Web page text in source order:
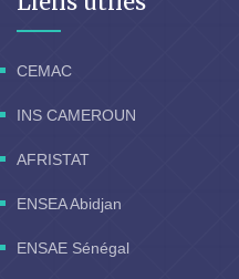
CEMAC
INS CAMEROUN
AFRISTAT
ENSEA Abidjan
ENSAE Sénégal